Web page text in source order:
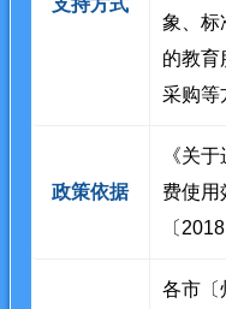
支持方式
象、标
的教育
采购等
政策依据
《关
费使用
〔
各市〔